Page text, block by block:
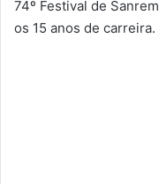
74º Festival de
os 15 anos de carreira.